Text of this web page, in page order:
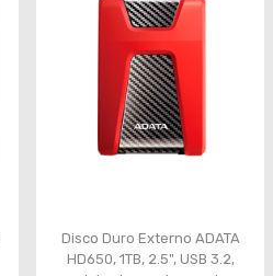
Disco Duro Externo ADATA
HD650, 1TB, 2.5", USB 3.2,